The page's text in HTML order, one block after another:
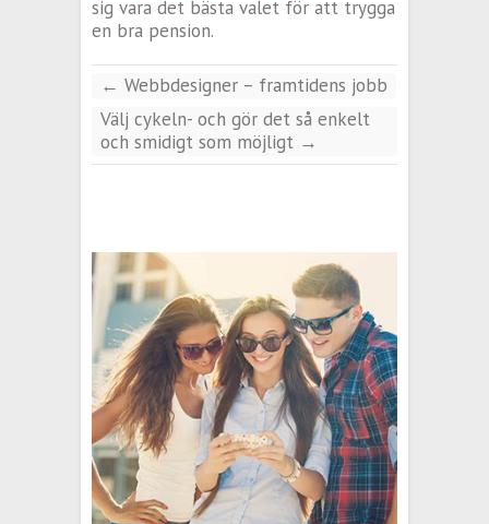
sig vara det bästa valet för att trygga
en bra pension.
← Webbdesigner – framtidens jobb
Välj cykeln- och gör det så enkelt
och smidigt som möjligt →